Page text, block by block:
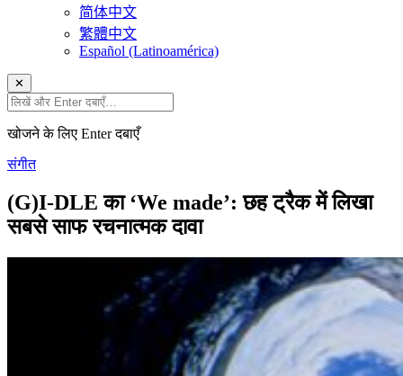
简体中文
繁體中文
Español (Latinoamérica)
✕
खोजने के लिए Enter दबाएँ
संगीत
(G)I-DLE का ‘We made’: छह ट्रैक में लिखा
सबसे साफ रचनात्मक दावा